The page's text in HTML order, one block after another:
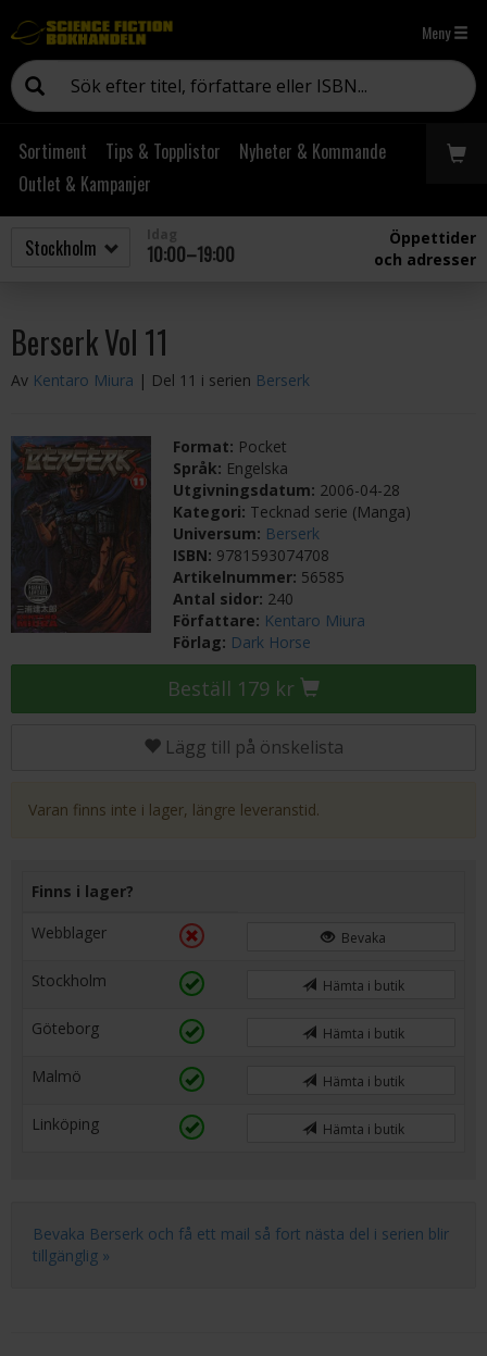
Meny
Sortiment Tips & Topplistor
Nyheter & Kommande
Outlet & Kampanjer
10:00–19:00
Öppettider
och adresser
Berserk Vol 11
Av Kentaro Miura | Del 11 i serien Berserk
Format: Pocket
Språk: Engelska
Utgivningsdatum: 2006-04-28
Kategori: Tecknad serie (Manga)
Universum: Berserk
ISBN: 9781593074708
Artikelnummer: 56585
Antal sidor: 240
Författare: Kentaro Miura
Förlag: Dark Horse
Beställ 179 kr
Lägg till på önskelista
Varan finns inte i lager, längre leveranstid.
Finns i lager?
Webblager
Bevaka
Stockholm Hämta i butik
Göteborg Hämta i butik
Malmö Hämta i butik
Linköping Hämta i butik
Bevaka Berserk och få ett mail så fort nästa del i serien blir
tillgänglig »